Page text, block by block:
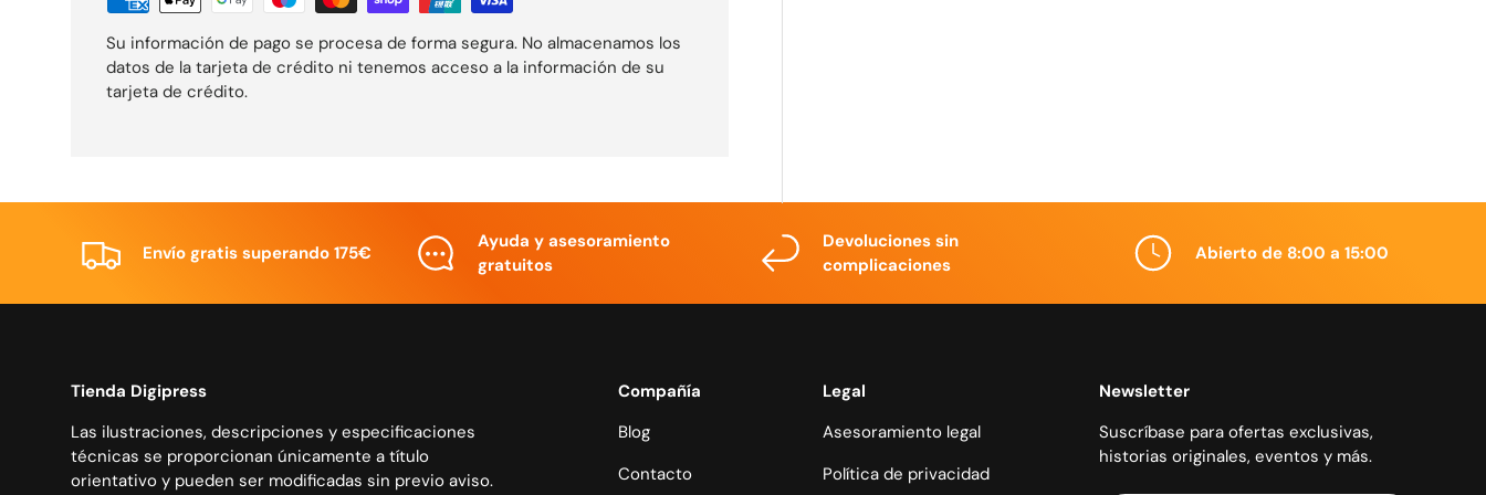
Su información de pago se procesa de forma segura. No almacenamos los
datos de la tarjeta de crédito ni tenemos acceso a la información de su
tarjeta de crédito.
Envío gratis superando 175€
Ayuda y asesoramiento
gratuitos
Devoluciones sin
complicaciones
Abierto de 8:00 a 15:00
Tienda Digipress
Las ilustraciones, descripciones y especificaciones
técnicas se proporcionan únicamente a título
orientativo y pueden ser modificadas sin previo aviso.
Compañía
Blog
Contacto
Legal
Asesoramiento legal
Política de privacidad
Newsletter
Suscríbase para ofertas exclusivas,
historias originales, eventos y más.